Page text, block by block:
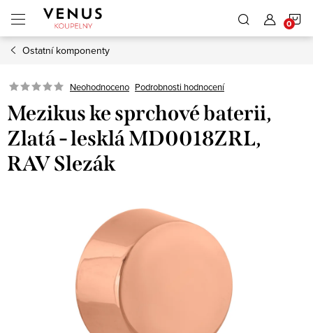
obsah
Ostatní komponenty
Neohodnoceno Podrobnosti hodnocení
Mezikus ke sprchové baterii,
Zlatá - lesklá MD0018ZRL,
RAV Slezák